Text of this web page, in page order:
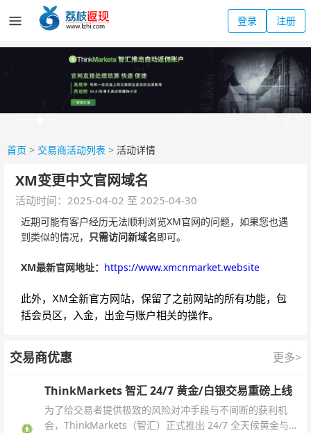
登录 注册
首页 > 交易商活动列表 > 活动详情
XM变更中文官网域名
活动时间：2025-04-02 至 2025-04-30
近期可能有客户经历无法顺利浏览XM官网的问题，如果您也遇
到类似的情况， 只需访问新域名即可。
XM最新官网地址： https://www.xmcnmarket.website
此外，XM全新官方网站，保留了之前网站的所有功能， 包
括会员区，入金，出金与账户相关的操作。
交易商优惠 更多>
ThinkMarkets 智汇 24/7 黄金/白银交易重磅上线
为了给交易者提供极致的风险对冲手段与不间断的获利机
会，ThinkMarkets（智汇）正式推出 24/7 全天候黄金与白